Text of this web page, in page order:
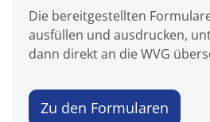
Die bereitgestellten
ausfüllen und ausdrucken,
dann direkt an die WVG
Zu den Formularen